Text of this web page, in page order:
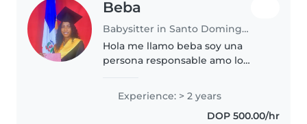
Beba
Babysitter in Santo Domingo Este
Hola me llamo beba soy una
persona responsable amo lo
hijo es mi vida creo que lo niño
son lo mejor que a llegado a
mundo me encanta catar me
Experience: > 2 years
DOP 500.00/hr